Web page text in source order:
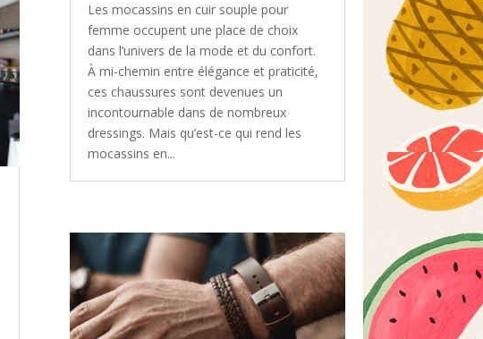
Les mocassins en cuir souple pour
femme occupent une place de choix
dans l’univers de la mode et du confort.
À mi-chemin entre élégance et praticité,
ces chaussures sont devenues un
incontournable dans de nombreux
dressings. Mais qu’est-ce qui rend les
mocassins en...